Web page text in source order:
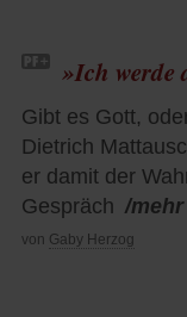
»Ich werde
Gibt es Gott,
Dietrich
er damit der
Gespräch /mehr
von Gaby Herzog